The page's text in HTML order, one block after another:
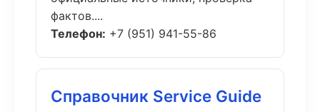
фактов....
Телефон: +7 (951) 941-55-86
Справочник Service Guide